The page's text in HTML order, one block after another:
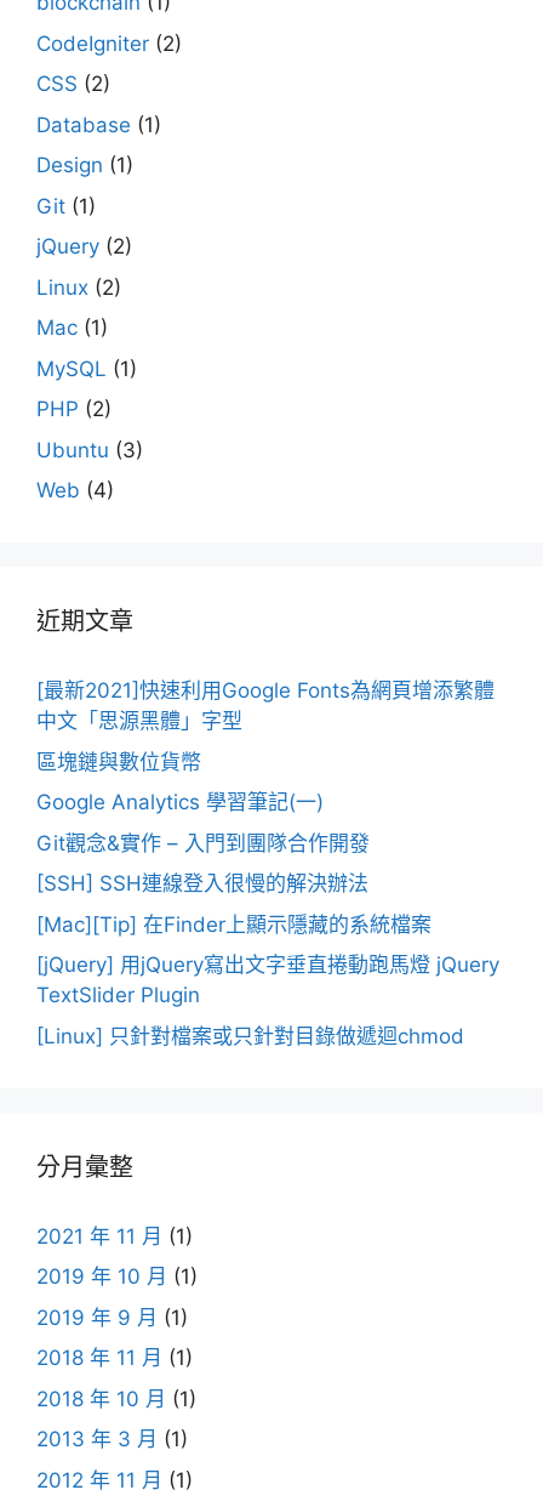
CodeIgniter (2)
CSS (2)
Database (1)
Design (1)
Git (1)
jQuery (2)
Linux (2)
Mac (1)
MySQL (1)
PHP (2)
Ubuntu (3)
Web (4)
近期文章
[最新2021]快速利用Google Fonts為網頁增添繁體
中文「思源黑體」字型
區塊鏈與數位貨幣
Google Analytics 學習筆記(一)
Git觀念&實作 – 入門到團隊合作開發
[SSH] SSH連線登入很慢的解決辦法
[Mac][Tip] 在Finder上顯示隱藏的系統檔案
[jQuery] 用jQuery寫出文字垂直捲動跑馬燈 jQuery
TextSlider Plugin
[Linux] 只針對檔案或只針對目錄做遞迴chmod
分月彙整
2021 年 11 月 (1)
2019 年 10 月 (1)
2019 年 9 月 (1)
2018 年 11 月 (1)
2018 年 10 月 (1)
2013 年 3 月 (1)
2012 年 11 月 (1)